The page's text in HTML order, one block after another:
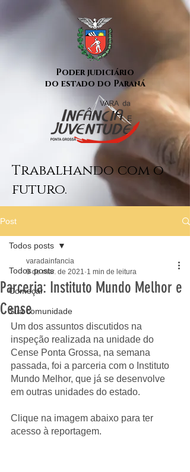
Poder judiciário
do estado do Paraná
Trabalhando com o
futuro.
Post
Todos posts
Começar
Sua comunidade
Todos posts
Parceria: Instituto Mundo Melhor e
Cense
varadainfancia
9 de mar. de 2021 1 min de leitura
Um dos assuntos discutidos na
inspeção realizada na unidade do
Cense Ponta Grossa, na semana
passada, foi a parceria com o Instituto
Mundo Melhor, que já se desenvolve
em outras unidades do estado.
Clique na imagem abaixo para ter
acesso à reportagem.